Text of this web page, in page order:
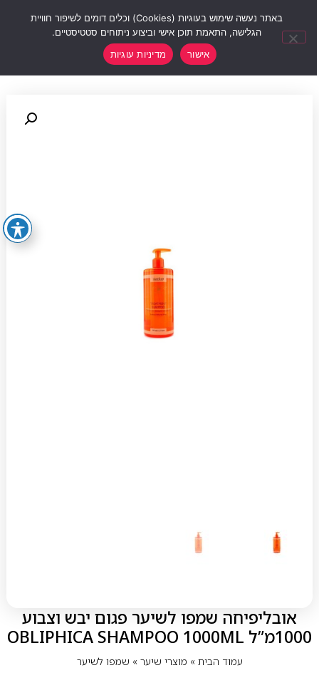
אובליפיחה שמפו לשיער פגום יבש וצבוע
1000מ”ל OBLIPHICA SHAMPOO 1000ML
עמוד הבית» מוצרי שיער» שמפו לשיער
באתר נעשה שימוש בעוגיות (Cookies) וכלים דומים לשיפור חוויית
הגלישה, התאמת תוכן אישי וביצוע ניתוחים סטטיסטיים.
אישור
מדיניות עוגיות